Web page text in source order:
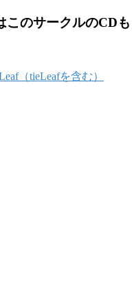
このサークルのCDも
（tieLeafを含む）